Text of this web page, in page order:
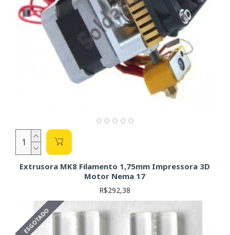
Extrusora MK8 Filamento 1,75mm Impressora 3D
Motor Nema 17
R$292,38
ESGOTADO